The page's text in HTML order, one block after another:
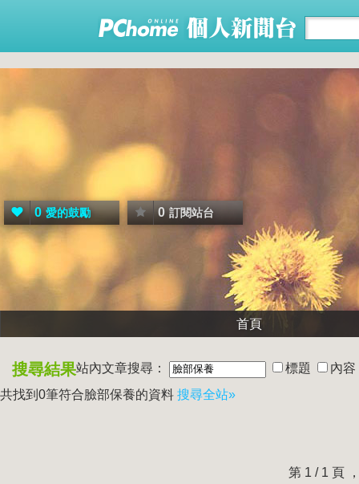
0 愛的鼓勵 0 訂閱站台
首頁
搜尋結果站內文章搜尋： 標題
內容
共找到0筆符合臉部保養的資料 搜尋全站»
第 1 / 1